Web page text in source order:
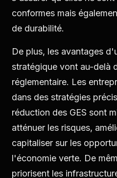
conformes mais
de durabilité.
De plus, les avantages
stratégique vont au-delà
réglementaire. Les
dans des stratégies
réduction des GES sont
atténuer les risques,
capitaliser sur les
l'économie verte. De
priorisent les